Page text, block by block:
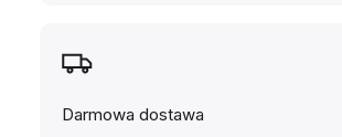
Darmowa dostawa